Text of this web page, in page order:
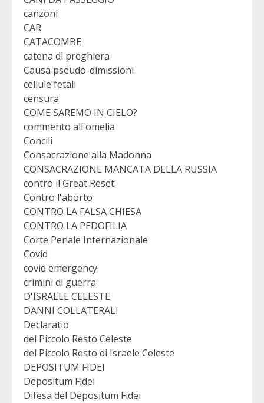
canzoni
CAR
CATACOMBE
catena di preghiera
Causa pseudo-dimissioni
cellule fetali
censura
COME SAREMO IN CIELO?
commento all'omelia
Concili
Consacrazione alla Madonna
CONSACRAZIONE MANCATA DELLA RUSSIA
contro il Great Reset
Contro l'aborto
CONTRO LA FALSA CHIESA
CONTRO LA PEDOFILIA
Corte Penale Internazionale
Covid
covid emergency
crimini di guerra
D'ISRAELE CELESTE
DANNI COLLATERALI
Declaratio
del Piccolo Resto Celeste
del Piccolo Resto di Israele Celeste
DEPOSITUM FIDEI
Depositum Fidei
Difesa del Depositum Fidei